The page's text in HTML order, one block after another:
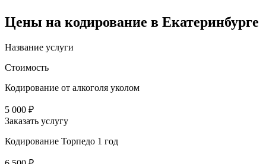
Цены на кодирование в Екатеринбурге
Название услуги
Стоимость
Кодирование от алкоголя уколом
5 000 ₽
Заказать услугу
Кодирование Торпедо 1 год